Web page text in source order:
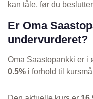
kan tåle, før du
Er Oma
undervurderet?
Oma Saastopankki er i
0.5% i forhold til